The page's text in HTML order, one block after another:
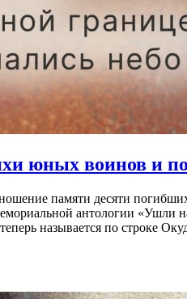
юных воинов и
памяти десяти погибших
антологии «Ушли
называется по строке